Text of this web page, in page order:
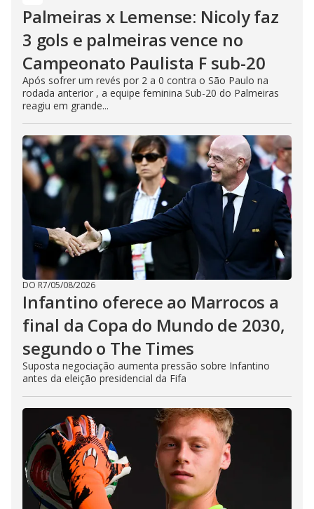
Palmeiras x Lemense: Nicoly faz
3 gols e palmeiras vence no
Campeonato Paulista F sub-20
Após sofrer um revés por 2 a 0 contra o São Paulo na
rodada anterior , a equipe feminina Sub-20 do Palmeiras
reagiu em grande...
DO R7/05/08/2026
Infantino oferece ao Marrocos a
final da Copa do Mundo de 2030,
segundo o The Times
Suposta negociação aumenta pressão sobre Infantino
antes da eleição presidencial da Fifa